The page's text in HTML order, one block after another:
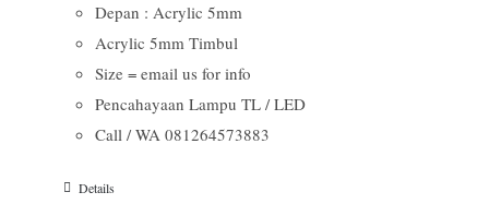
Depan : Acrylic 5mm
Acrylic 5mm Timbul
Size = email us for info
Pencahayaan Lampu TL / LED
Call / WA 081264573883
Details